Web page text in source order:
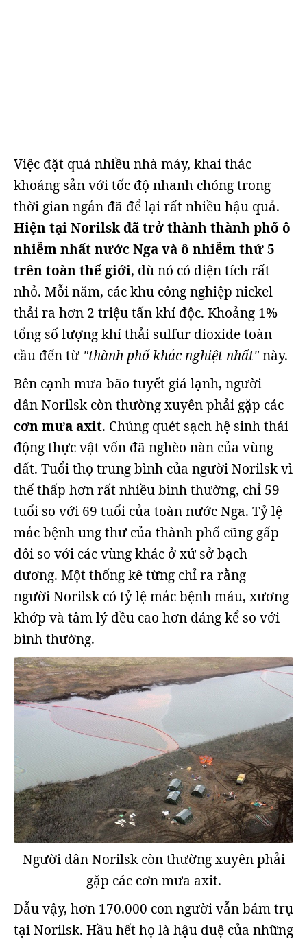
Việc đặt quá nhiều nhà máy, khai thác
khoáng sản với tốc độ nhanh chóng trong
thời gian ngắn đã để lại rất nhiều hậu quả.
Hiện tại Norilsk đã trở thành thành phố ô
nhiễm nhất nước Nga và ô nhiễm thứ 5
trên toàn thế giới, dù nó có diện tích rất
nhỏ. Mỗi năm, các khu công nghiệp nickel
thải ra hơn 2 triệu tấn khí độc. Khoảng 1%
tổng số lượng khí thải sulfur dioxide toàn
cầu đến từ "thành phố khắc nghiệt nhất"này.
Bên cạnh mưa bão tuyết giá lạnh, người
dân Norilsk còn thường xuyên phải gặp các
cơn mưa axit. Chúng quét sạch hệ sinh thái
động thực vật vốn đã nghèo nàn của vùng
đất. Tuổi thọ trung bình của người Norilsk vì
thế thấp hơn rất nhiều bình thường, chỉ 59
tuổi so với 69 tuổi của toàn nước Nga. Tỷ lệ
mắc bệnh ung thư của thành phố cũng gấp
đôi so với các vùng khác ở xứ sở bạch
dương. Một thống kê từng chỉ ra rằng
người Norilsk có tỷ lệ mắc bệnh máu, xương
khớp và tâm lý đều cao hơn đáng kể so với
bình thường.
Người dân Norilsk còn thường xuyên phải
gặp các cơn mưa axit.
Dẫu vậy, hơn 170.000 con người vẫn bám trụ
tại Norilsk. Hầu hết họ là hậu duệ của những